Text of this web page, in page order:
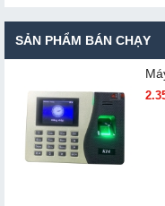
SẢN PHẨM BÁN CHẠY